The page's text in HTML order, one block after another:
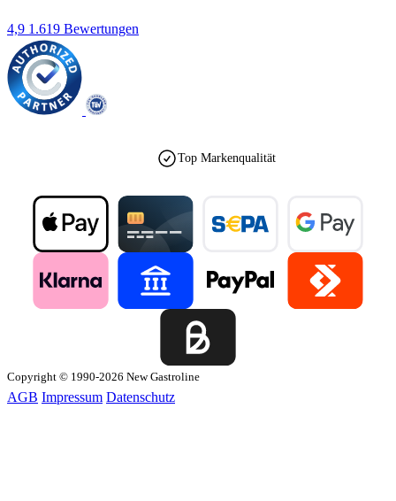
4,9 1.619 Bewertungen
Top Markenqualität
Copyright © 1990-2026 New Gastroline
AGB Impressum Datenschutz